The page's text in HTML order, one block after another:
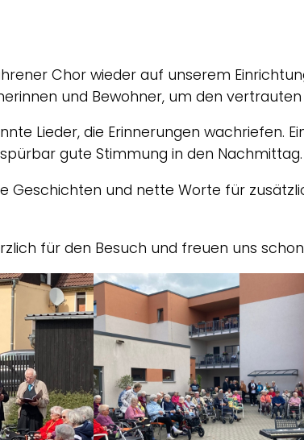
Chor wieder auf unserem
und Bewohner, um den
Lieder, die Erinnerungen wachriefen.
gute Stimmung in den Nachmittag.
Geschichten und nette Worte für
für den Besuch und freuen uns